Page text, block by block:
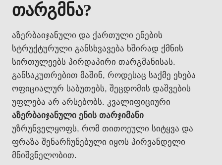
თარგმნა?
აზერბაიჯანული და ქართული ენების
სტრუქტურული განსხვავება ხშირად ქმნის
სირთულეებს პირდაპირი თარგმანისას.
განსაკუთრებით მაშინ, როდესაც საქმე ეხება
ოფიციალურ საბუთებს, შეცდომის დაშვების
უფლება არ არსებობს. კვალიფიციური
აზერბაიჯანული ენის თარჯიმანი
უზრუნველყოფს, რომ თითოეული სიტყვა და
ფრაზა შენარჩუნებული იყოს პირვანდელი
მნიშვნელობით.